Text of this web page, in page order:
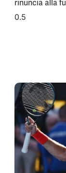
rinuncia alla